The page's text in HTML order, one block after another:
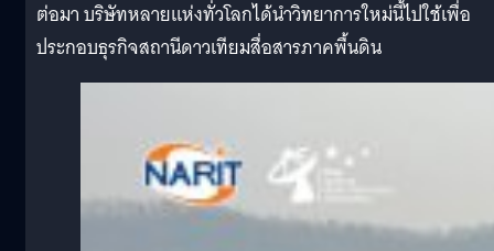
ต่อมา บริษัทหลายแห่งทั่วโลกได้นำวิทยาการใหม่นี้ไปใช้เพื่อ
ประกอบธุรกิจสถานีดาวเทียมสื่อสารภาคพื้นดิน